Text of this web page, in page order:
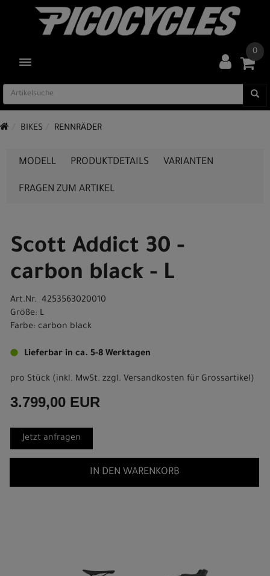
TOGGLE NAVIGATION
0
BIKES RENNRÄDER
MODELL PRODUKTDETAILS VARIANTEN
FRAGEN ZUM ARTIKEL
Scott Addict 30 -
carbon black - L
Art.Nr. 4253563020010
Größe: L
Farbe: carbon black
Lieferbar in ca. 5-8 Werktagen
pro Stück (inkl. MwSt. zzgl. Versandkosten für Grossartikel)
3.799,00 EUR
Jetzt anfragen
IN DEN WARENKORB